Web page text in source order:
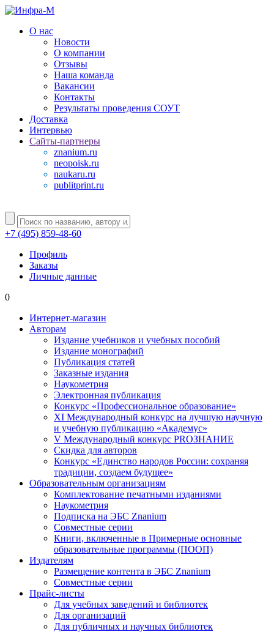
О нас
Новости
О компании
Отзывы
Наша команда
Вакансии
Контакты
Результаты проведения СОУТ
Доставка
Интервью
Сайты-партнеры
znanium.ru
neopoisk.ru
naukaru.ru
publitprint.ru
+7 (495) 859-48-60
Профиль
Заказы
Личные данные
0
Интернет-магазин
Авторам
Издание учебников и учебных пособий
Издание монографий
Публикация статей
Заказные издания
Наукометрия
Электронная публикация
Конкурс «Профессиональное образование»
XI Международный конкурс на лучшую научную
и учебную публикацию «Академус»
V Международный конкурс PROЗНАНИЕ
Скидка для авторов
Конкурс «Единство народов России: сохраняя
традиции, создаем будущее»
Образовательным организациям
Комплектование печатными изданиями
Наукометрия
Подписка на ЭБС Znanium
Совместные серии
Книги, включенные в Примерные основные
образовательные программы (ПООП)
Издателям
Размещение контента в ЭБС Znanium
Совместные серии
Прайс-листы
Для учебных заведений и библиотек
Для организаций
Для публичных и научных библиотек